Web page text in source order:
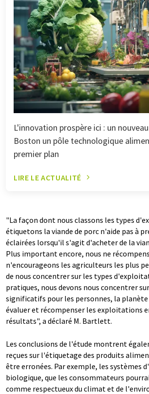
L'innovation prospère ici : un
Boston un pôle technologique
premier plan
LIRE LE ACTUALITÉ
"La façon dont nous classons les types
étiquetons la viande de porc n'aide pas à
éclairées lorsqu'il s'agit d'acheter de la
Plus important encore, nous ne
n'encourageons les agriculteurs les plus
de nous concentrer sur les types
pratiques, nous devons nous concentrer
significatifs pour les personnes, la
évaluer et récompenser les exploitations
résultats", a déclaré M. Bartlett.
Les conclusions de l'étude montrent
reçues sur l'étiquetage des produits
être erronées. Par exemple, les systèmes
biologique, que les consommateurs
comme respectueux du climat et de